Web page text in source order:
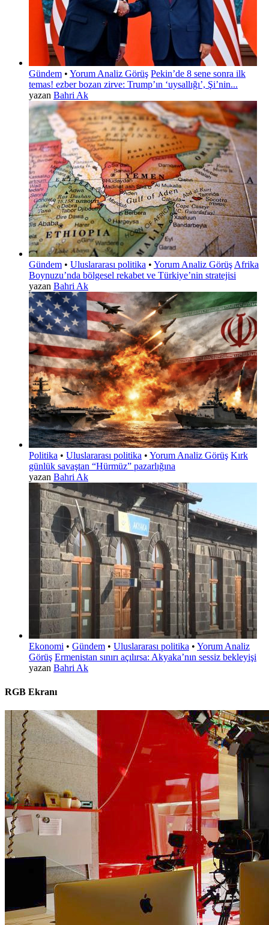
Gündem • Yorum Analiz Görüş Pekin’de 8 sene sonra ilk
temas! ezber bozan zirve: Trump’ın ‘uysallığı’, Şi’nin...
yazan Bahri Ak
Gündem • Uluslararası politika • Yorum Analiz Görüş Afrika
Boynuzu’nda bölgesel rekabet ve Türkiye’nin stratejisi
yazan Bahri Ak
Politika • Uluslararası politika • Yorum Analiz Görüş Kırk
günlük savaştan “Hürmüz” pazarlığına
yazan Bahri Ak
Ekonomi • Gündem • Uluslararası politika • Yorum Analiz
Görüş Ermenistan sınırı açılırsa: Akyaka’nın sessiz bekleyişi
yazan Bahri Ak
RGB Ekranı